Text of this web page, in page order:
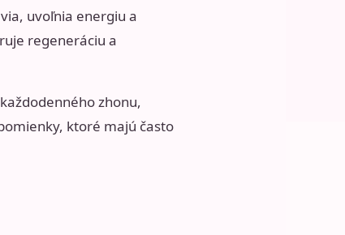
uvoľnia energiu a
regeneráciu a
zhonu,
ktoré majú často